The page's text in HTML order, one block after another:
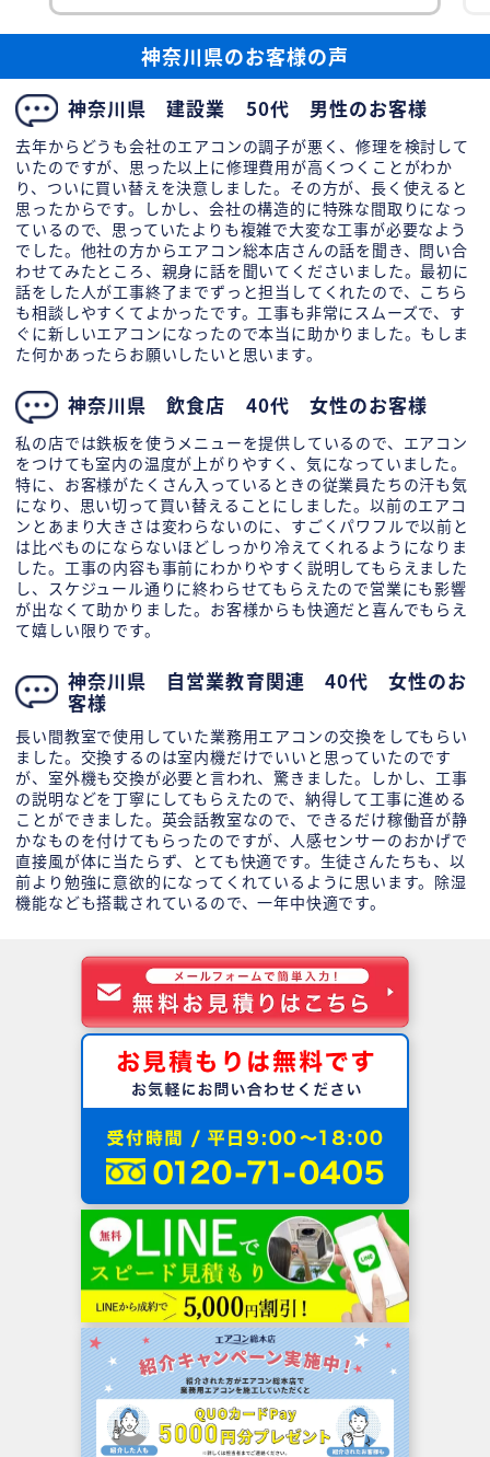
ン総
神奈川県のお客様の声
神奈川県 建設業 50代 男性のお客様
去年からどうも会社のエアコンの調子が悪く、修理を検討して
いたのですが、思った以上に修理費用が高くつくことがわか
り、ついに買い替えを決意しました。その方が、長く使えると
思ったからです。しかし、会社の構造的に特殊な間取りになっ
ているので、思っていたよりも複雑で大変な工事が必要なよう
でした。他社の方からエアコン総本店さんの話を聞き、問い合
わせてみたところ、親身に話を聞いてくださいました。最初に
話をした人が工事終了までずっと担当してくれたので、こちら
も相談しやすくてよかったです。工事も非常にスムーズで、す
ぐに新しいエアコンになったので本当に助かりました。もしま
た何かあったらお願いしたいと思います。
神奈川県 飲食店 40代 女性のお客様
私の店では鉄板を使うメニューを提供しているので、エアコン
をつけても室内の温度が上がりやすく、気になっていました。
特に、お客様がたくさん入っているときの従業員たちの汗も気
になり、思い切って買い替えることにしました。以前のエアコ
ンとあまり大きさは変わらないのに、すごくパワフルで以前と
は比べものにならないほどしっかり冷えてくれるようになりま
した。工事の内容も事前にわかりやすく説明してもらえました
し、スケジュール通りに終わらせてもらえたので営業にも影響
が出なくて助かりました。お客様からも快適だと喜んでもらえ
て嬉しい限りです。
神奈川県 自営業教育関連 40代 女性のお
客様
長い間教室で使用していた業務用エアコンの交換をしてもらい
ました。交換するのは室内機だけでいいと思っていたのです
が、室外機も交換が必要と言われ、驚きました。しかし、工事
の説明などを丁寧にしてもらえたので、納得して工事に進める
ことができました。英会話教室なので、できるだけ稼働音が静
かなものを付けてもらったのですが、人感センサーのおかげで
直接風が体に当たらず、とても快適です。生徒さんたちも、以
前より勉強に意欲的になってくれているように思います。除湿
機能なども搭載されているので、一年中快適です。